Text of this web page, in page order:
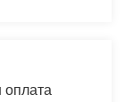
оплата